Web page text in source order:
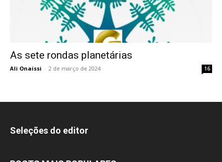
As sete rondas planetárias
Ali Onaissi - 2 de março de 2024 16
Seleções do editor